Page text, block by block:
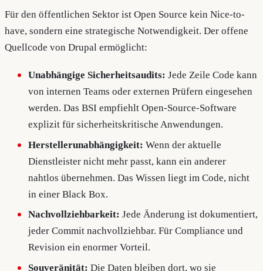
Für den öffentlichen Sektor ist Open Source kein Nice-to-
have, sondern eine strategische Notwendigkeit. Der offene
Quellcode von Drupal ermöglicht:
Unabhängige Sicherheitsaudits: Jede Zeile Code kann
von internen Teams oder externen Prüfern eingesehen
werden. Das BSI empfiehlt Open-Source-Software
explizit für sicherheitskritische Anwendungen.
Herstellerunabhängigkeit: Wenn der aktuelle
Dienstleister nicht mehr passt, kann ein anderer
nahtlos übernehmen. Das Wissen liegt im Code, nicht
in einer Black Box.
Nachvollziehbarkeit: Jede Änderung ist dokumentiert,
jeder Commit nachvollziehbar. Für Compliance und
Revision ein enormer Vorteil.
Souveränität: Die Daten bleiben dort, wo sie